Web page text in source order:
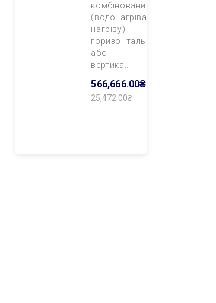
комбінований
(водонагрівач непрямого
нагріву)
горизонтального
або
вертика..
566,666.00₴
25,472.00₴